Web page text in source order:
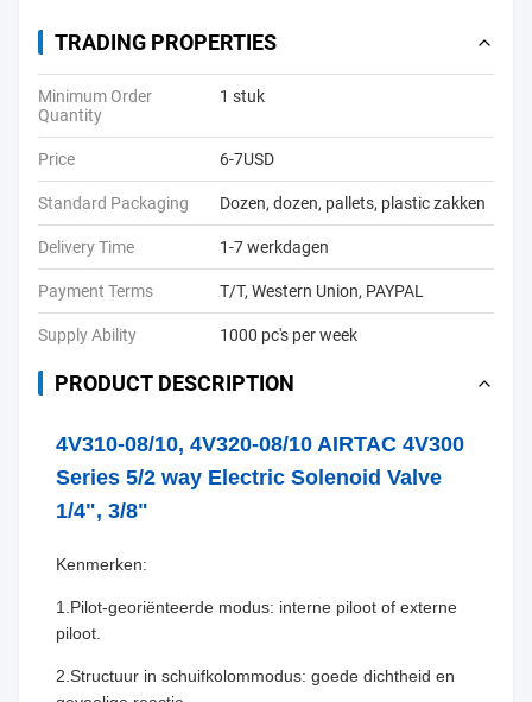
TRADING PROPERTIES
Minimum Order
Quantity
1 stuk
Price 6-7USD
Standard Packaging Dozen, dozen, pallets, plastic zakken
Delivery Time 1-7 werkdagen
Payment Terms T/T, Western Union, PAYPAL
Supply Ability 1000 pc's per week
PRODUCT DESCRIPTION
4V310-08/10, 4V320-08/10 AIRTAC 4V300
Series 5/2 way Electric Solenoid Valve
1/4", 3/8"
Kenmerken:
1.Pilot-georiënteerde modus: interne piloot of externe
piloot.
2.Structuur in schuifkolommodus: goede dichtheid en